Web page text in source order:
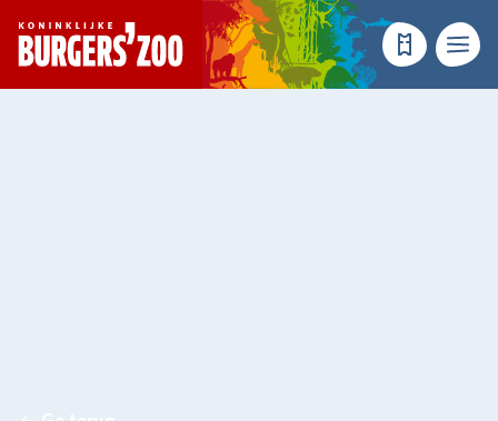
- Homepagina
TicketsMenu